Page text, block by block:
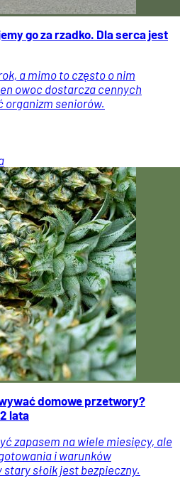
go za rzadko. Dla serca jest
a mimo to często o nim
owoc dostarcza cennych
organizm seniorów.
domowe przetwory?
lata
zapasem na wiele miesięcy, ale
i warunków
słoik jest bezpieczny.